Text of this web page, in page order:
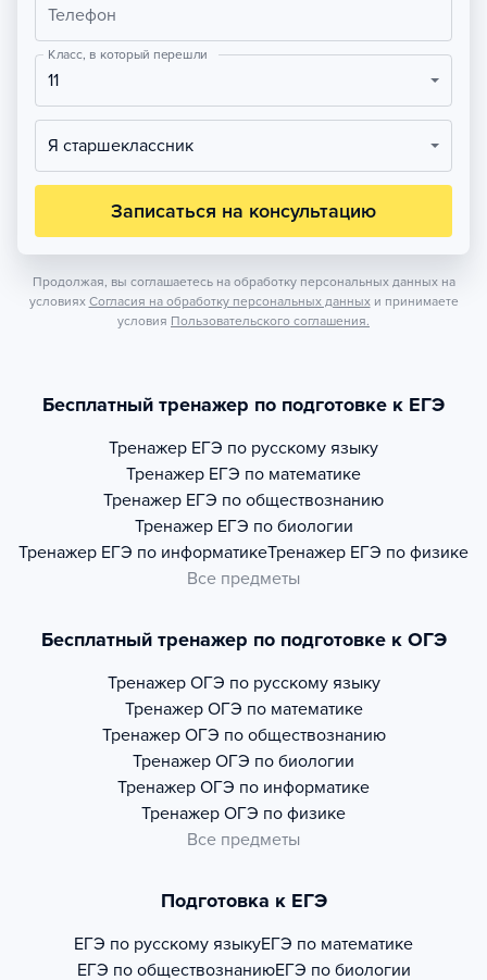
Телефон
Класс, в который перешли
11
Я старшеклассник
Записаться на консультацию
Продолжая, вы соглашаетесь на обработку персональных данных на
условиях Согласия на обработку персональных данных и принимаете
условия Пользовательского соглашения.
Бесплатный тренажер по подготовке к ЕГЭ
Тренажер ЕГЭ по русскому языку
Тренажер ЕГЭ по математике
Тренажер ЕГЭ по обществознанию
Тренажер ЕГЭ по биологии
Тренажер ЕГЭ по информатикеТренажер ЕГЭ по физике
Все предметы
Бесплатный тренажер по подготовке к ОГЭ
Тренажер ОГЭ по русскому языку
Тренажер ОГЭ по математике
Тренажер ОГЭ по обществознанию
Тренажер ОГЭ по биологии
Тренажер ОГЭ по информатике
Тренажер ОГЭ по физике
Все предметы
Подготовка к ЕГЭ
ЕГЭ по русскому языкуЕГЭ по математике
ЕГЭ по обществознаниюЕГЭ по биологии